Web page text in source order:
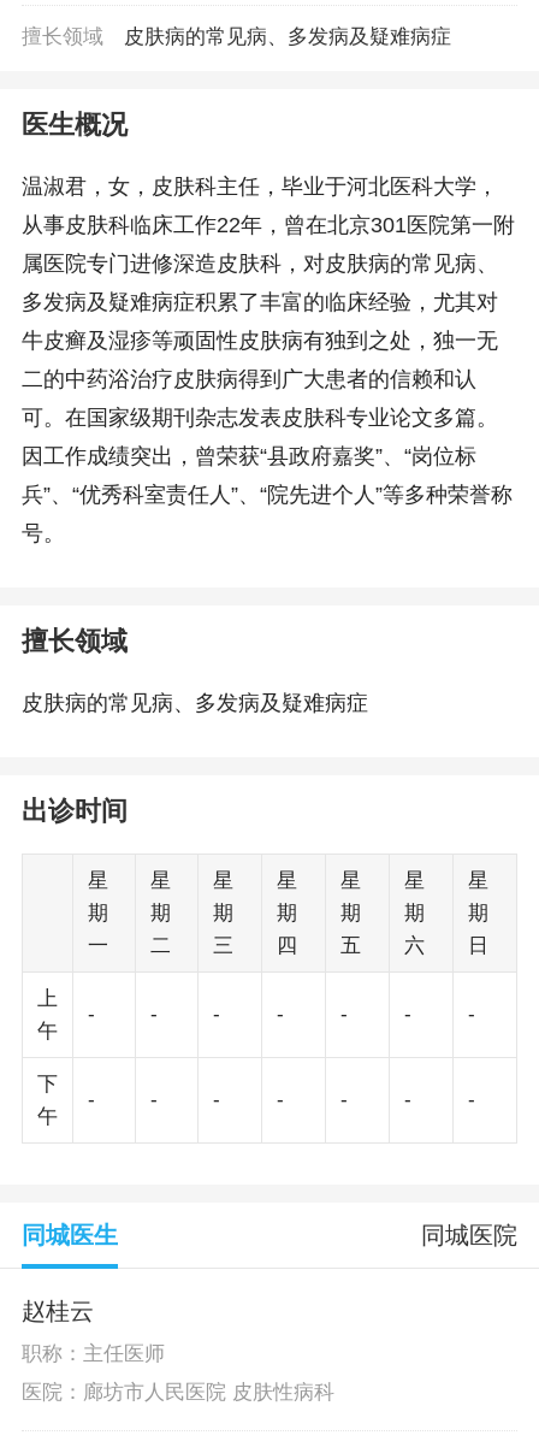
擅长领域 皮肤病的常见病、多发病及疑难病症
医生概况
温淑君，女，皮肤科主任，毕业于河北医科大学，
从事皮肤科临床工作22年，曾在北京301医院第一附
属医院专门进修深造皮肤科，对皮肤病的常见病、
多发病及疑难病症积累了丰富的临床经验，尤其对
牛皮癣及湿疹等顽固性皮肤病有独到之处，独一无
二的中药浴治疗皮肤病得到广大患者的信赖和认
可。在国家级期刊杂志发表皮肤科专业论文多篇。
因工作成绩突出，曾荣获“县政府嘉奖”、“岗位标
兵”、“优秀科室责任人”、“院先进个人”等多种荣誉称
号。
擅长领域
皮肤病的常见病、多发病及疑难病症
出诊时间
星
期
一
星
期
二
星
期
三
星
期
四
星
期
五
星
期
六
星
期
日
上
午
- - - - - - -
下
午
- - - - - - -
同城医生 同城医院
赵桂云
职称：主任医师
医院：廊坊市人民医院 皮肤性病科